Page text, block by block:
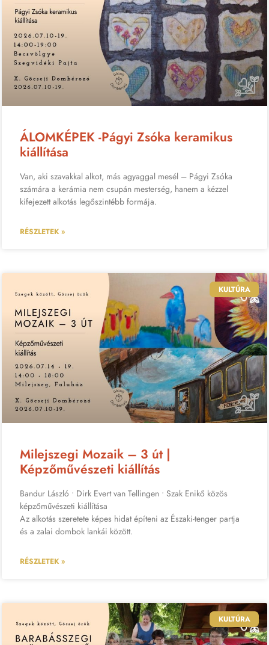
ÁLOMKÉPEK -Págyi Zsóka keramikus
kiállítása
Van, aki szavakkal alkot, más agyaggal mesél – Págyi Zsóka
számára a kerámia nem csupán mesterség, hanem a kézzel
kifejezett alkotás legőszintébb formája.
RÉSZLETEK »
KULTÚRA
Milejszegi Mozaik – 3 út |
Képzőművészeti kiállítás
Bandur László • Dirk Evert van Tellingen • Szak Enikő közös
képzőművészeti kiállítása
Az alkotás szeretete képes hidat építeni az Északi-tenger partja
és a zalai dombok lankái között.
RÉSZLETEK »
KULTÚRA